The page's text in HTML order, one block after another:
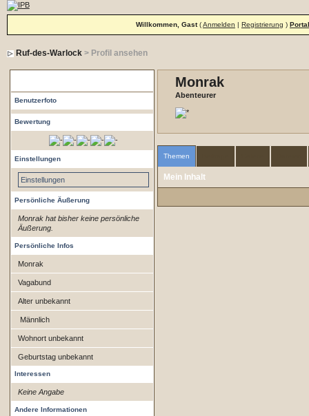
Willkommen, Gast(Anmelden | Registrierung ) Portal
Ruf-des-Warlock> Profil ansehen
Benutzerfoto
Bewertung
Einstellungen
Einstellungen
Persönliche Äußerung
Monrak hat bisher keine persönliche
Äußerung.
Persönliche Infos
Monrak
Vagabund
Alter unbekannt
Männlich
Wohnort unbekannt
Geburtstag unbekannt
Interessen
Keine Angabe
Andere Informationen
Monrak
Abenteurer
Themen
Mein Inhalt